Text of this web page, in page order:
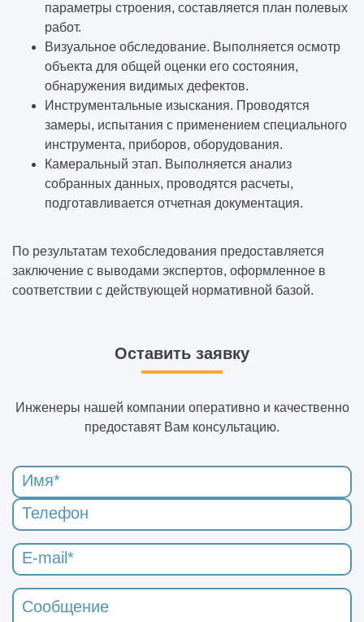
параметры строения, составляется план полевых
работ.
Визуальное обследование. Выполняется осмотр
объекта для общей оценки его состояния,
обнаружения видимых дефектов.
Инструментальные изыскания. Проводятся
замеры, испытания с применением специального
инструмента, приборов, оборудования.
Камеральный этап. Выполняется анализ
собранных данных, проводятся расчеты,
подготавливается отчетная документация.
По результатам техобследования предоставляется
заключение с выводами экспертов, оформленное в
соответствии с действующей нормативной базой.
Оставить заявку
Инженеры нашей компании оперативно и качественно
предоставят Вам консультацию.